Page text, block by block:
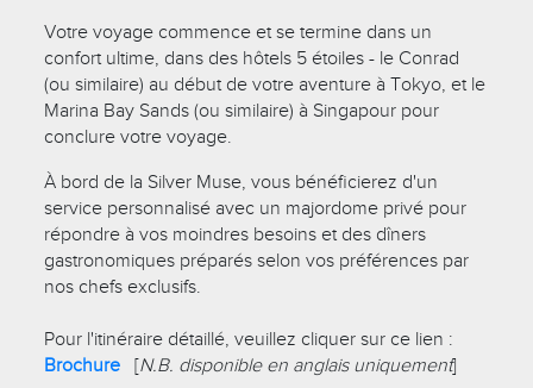
Votre voyage commence et se termine dans un
confort ultime, dans des hôtels 5 étoiles - le Conrad
(ou similaire) au début de votre aventure à Tokyo, et le
Marina Bay Sands (ou similaire) à Singapour pour
conclure votre voyage.
À bord de la Silver Muse, vous bénéficierez d'un
service personnalisé avec un majordome privé pour
répondre à vos moindres besoins et des dîners
gastronomiques préparés selon vos préférences par
nos chefs exclusifs.
Pour l'itinéraire détaillé, veuillez cliquer sur ce lien :
Brochure [N.B. disponible en anglais uniquement]